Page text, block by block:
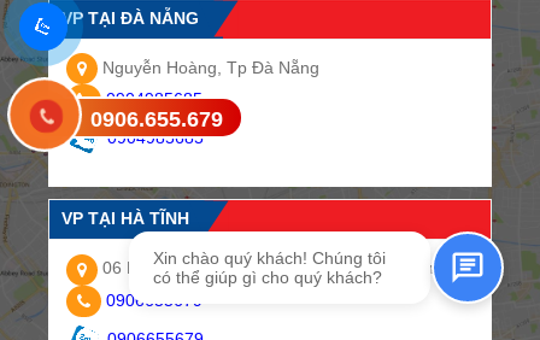
VP TẠI ĐÀ NẴNG
Nguyễn Hoàng, Tp Đà Nẵng
0904985685
0904985685
VP TẠI HÀ TĨNH
06 Ngõ 06, Lê Bá Cảnh, Đại Nài Tp. Hà Tĩnh
0906655679
0906.655.679
Xin chào quý khách! Chúng tôi
có thể giúp gì cho quý khách?